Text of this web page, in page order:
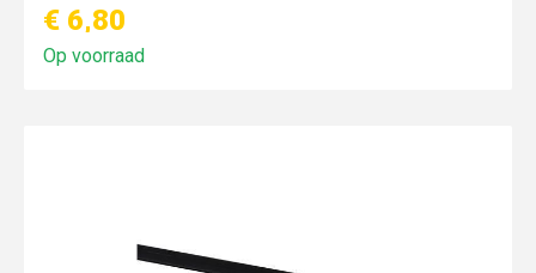
€ 6,80
Op voorraad